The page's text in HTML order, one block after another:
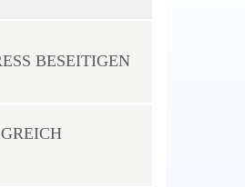
BESEITIGEN